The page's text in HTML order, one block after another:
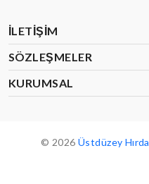
İLETIŞIM
SÖZLEŞMELER
KURUMSAL
© 2026 Üstdüzey